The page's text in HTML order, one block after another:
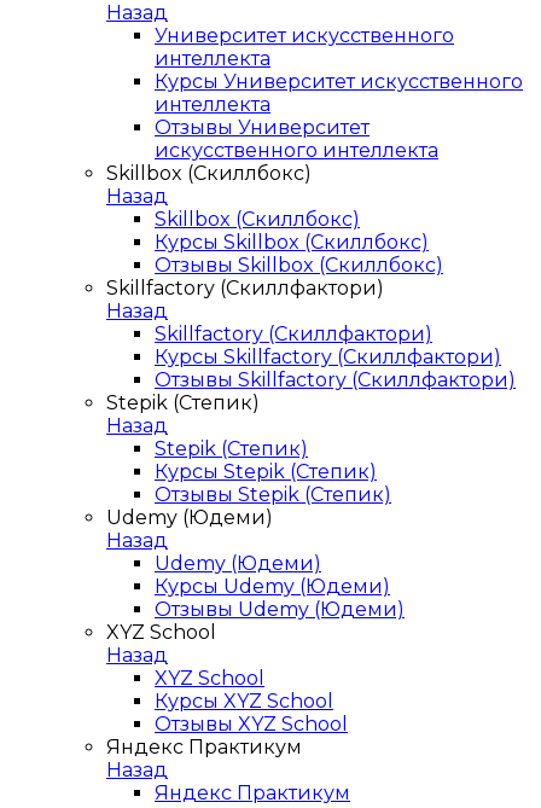
Назад
Университет искусственного
интеллекта
Курсы Университет искусственного
интеллекта
Отзывы Университет
искусственного интеллекта
Skillbox (Скиллбокс)
Назад
Skillbox (Скиллбокс)
Курсы Skillbox (Скиллбокс)
Отзывы Skillbox (Скиллбокс)
Skillfactory (Скиллфактори)
Назад
Skillfactory (Скиллфактори)
Курсы Skillfactory (Скиллфактори)
Отзывы Skillfactory (Скиллфактори)
Stepik (Степик)
Назад
Stepik (Степик)
Курсы Stepik (Степик)
Отзывы Stepik (Степик)
Udemy (Юдеми)
Назад
Udemy (Юдеми)
Курсы Udemy (Юдеми)
Отзывы Udemy (Юдеми)
XYZ School
Назад
XYZ School
Курсы XYZ School
Отзывы XYZ School
Яндекс Практикум
Назад
Яндекс Практикум